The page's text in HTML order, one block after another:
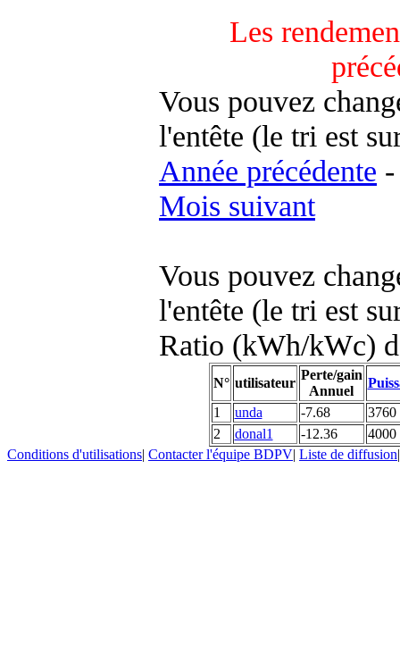
Les
Vous pouvez
l'entête (le tri est
Année précédente -
Mois suivant
Vous pouvez
l'entête (le tri est
Ratio (kWh/kWc)
N° utilisateur
Perte/gain
Annuel
1
unda -7.68
3760
2
donal1 -12.36
4000
Conditions d'utilisations| Contacter l'équipe BDPV| Liste de diffusion